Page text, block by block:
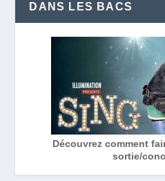
DANS LES BACS
Découvrez comment
sortie/